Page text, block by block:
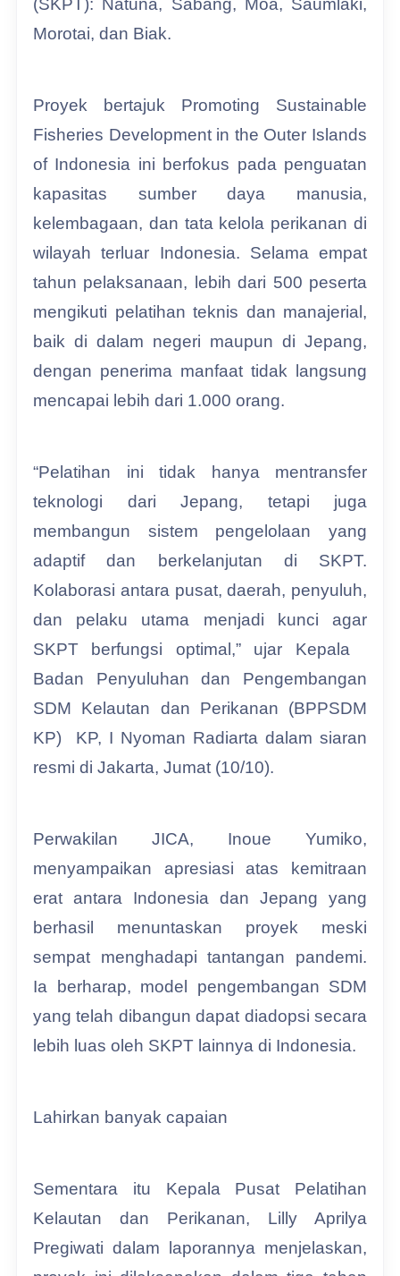
(SKPT): Natuna, Sabang, Moa, Saumlaki,
Morotai, dan Biak.
Proyek bertajuk Promoting Sustainable
Fisheries Development in the Outer Islands
of Indonesia ini berfokus pada penguatan
kapasitas sumber daya manusia,
kelembagaan, dan tata kelola perikanan di
wilayah terluar Indonesia. Selama empat
tahun pelaksanaan, lebih dari 500 peserta
mengikuti pelatihan teknis dan manajerial,
baik di dalam negeri maupun di Jepang,
dengan penerima manfaat tidak langsung
mencapai lebih dari 1.000 orang.
“Pelatihan ini tidak hanya mentransfer
teknologi dari Jepang, tetapi juga
membangun sistem pengelolaan yang
adaptif dan berkelanjutan di SKPT.
Kolaborasi antara pusat, daerah, penyuluh,
dan pelaku utama menjadi kunci agar
SKPT berfungsi optimal,” ujar Kepala
Badan Penyuluhan dan Pengembangan
SDM Kelautan dan Perikanan (BPPSDM
KP) KP, I Nyoman Radiarta dalam siaran
resmi di Jakarta, Jumat (10/10).
Perwakilan JICA, Inoue Yumiko,
menyampaikan apresiasi atas kemitraan
erat antara Indonesia dan Jepang yang
berhasil menuntaskan proyek meski
sempat menghadapi tantangan pandemi.
Ia berharap, model pengembangan SDM
yang telah dibangun dapat diadopsi secara
lebih luas oleh SKPT lainnya di Indonesia.
Lahirkan banyak capaian
Sementara itu Kepala Pusat Pelatihan
Kelautan dan Perikanan, Lilly Aprilya
Pregiwati dalam laporannya menjelaskan,